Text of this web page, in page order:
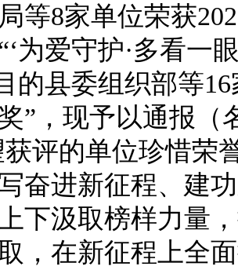
等8家单位荣获
‘为爱守护·多看一
的县委组织部等16
”，现予以通报（
评的单位珍惜荣
奋进新征程、建
下汲取榜样力量
，在新征程上全